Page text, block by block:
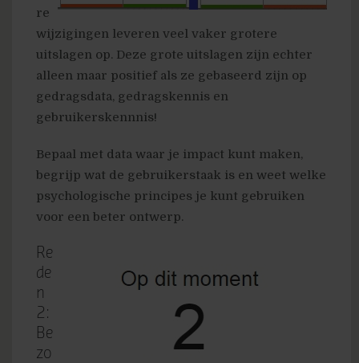
re
wijzigingen leveren veel vaker grotere
uitslagen op. Deze grote uitslagen zijn echter
alleen maar positief als ze gebaseerd zijn op
gedragsdata, gedragskennis en
gebruikerskennnis!
Bepaal met data waar je impact kunt maken,
begrijp wat de gebruikerstaak is en weet welke
psychologische principes je kunt gebruiken
voor een beter ontwerp.
Re
de
n
2:
Be
zo